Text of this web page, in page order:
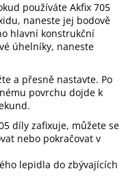
používáte Akfix 705
naneste jej bodově
hlavní konstrukční
úhelníky, naneste
a přesně nastavte. Po
povrchu dojde k
díly zafixuje, můžete se
nebo pokračovat v
lepidla do zbývajících